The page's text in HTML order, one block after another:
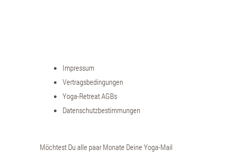
Impressum
Vertragsbedingungen
Yoga-Retreat AGBs
Datenschutzbestimmungen
Möchtest Du alle paar Monate Deine Yoga-Mail